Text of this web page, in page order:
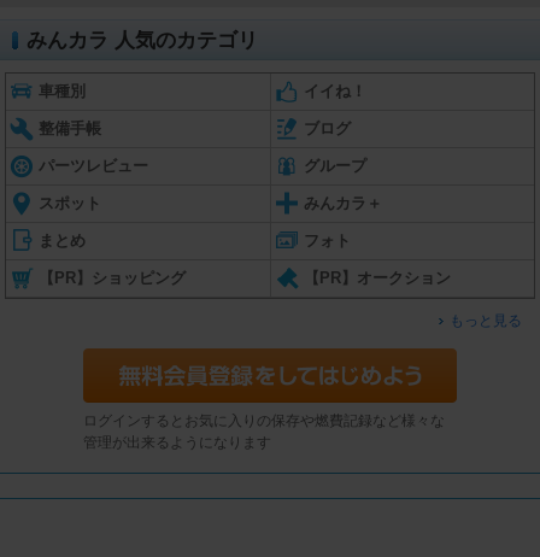
みんカラ 人気のカテゴリ
車種別 イイね！
整備手帳 ブログ
パーツレビュー グループ
スポット みんカラ＋
まとめ フォト
【PR】ショッピング 【PR】オークション
もっと見る
ログインするとお気に入りの保存や燃費記録など様々な
管理が出来るようになります